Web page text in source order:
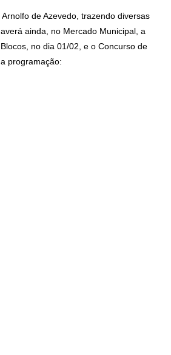
de Azevedo, trazendo diversas
ainda, no Mercado Municipal, a
no dia 01/02, e o Concurso de
programação: